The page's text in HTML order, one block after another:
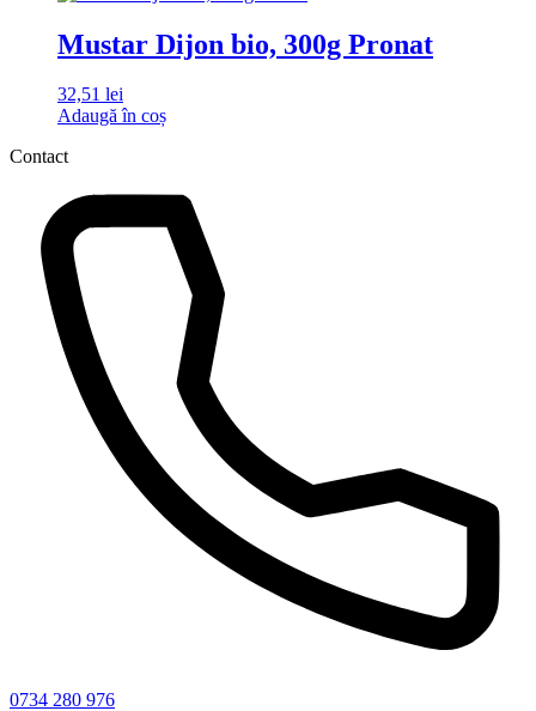
Mustar Dijon bio, 300g Pronat
32,51 lei
Adaugă în coș
Contact
0734 280 976